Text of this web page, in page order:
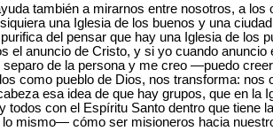
también a mirarnos entre nosotros, a
una Iglesia de los buenos y una
del pensar que hay una Iglesia de los
el anuncio de Cristo, y si yo cuando
separo de la persona y me creo —puedo
como pueblo de Dios, nos transforma: nos
esa idea de que hay grupos, que en
todos con el Espíritu Santo dentro que
lo mismo— cómo ser misioneros hacia